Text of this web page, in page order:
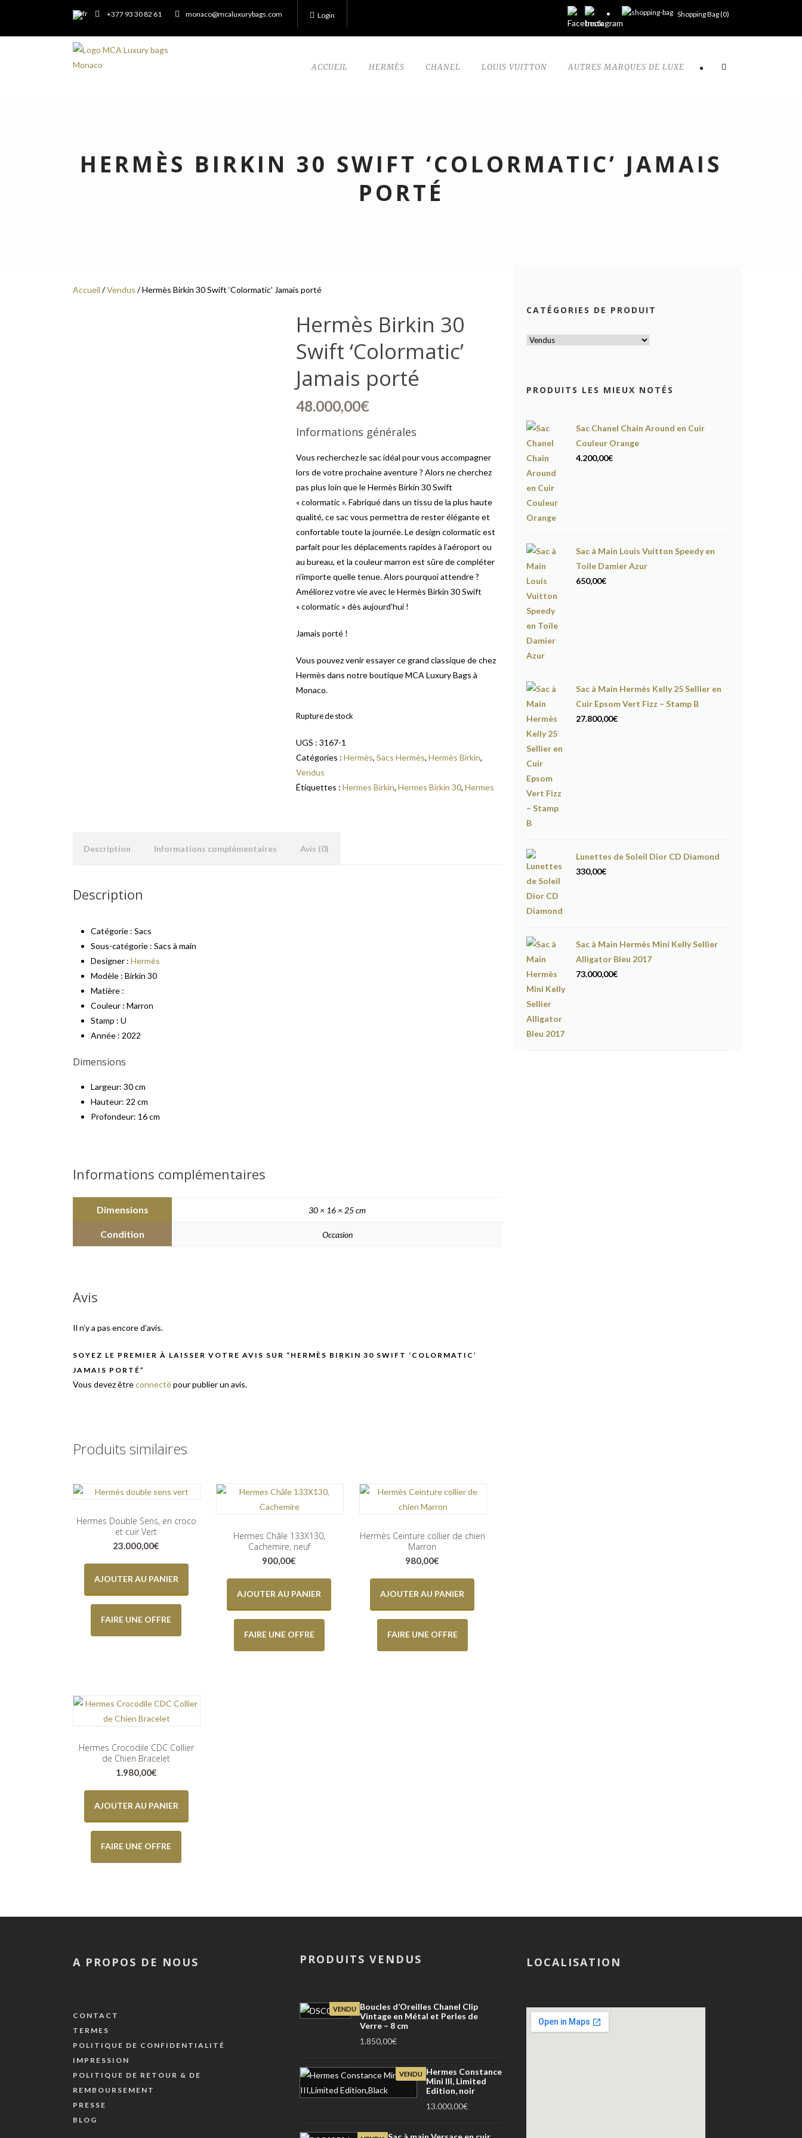
+377 93 30 82 61 monaco@mcaluxurybags.com Login Shopping Bag (0)
ACCUEIL HERMÈS CHANEL LOUIS VUITTON AUTRES MARQUES DE LUXE •
HERMÈS BIRKIN 30 SWIFT ‘COLORMATIC’ JAMAIS
PORTÉ
Accueil /Vendus / Hermès Birkin 30 Swift ‘Colormatic’ Jamais porté
Hermès Birkin 30
Swift ‘Colormatic’
Jamais porté
48.000,00€
Informations générales
Vous recherchez le sac idéal pour vous accompagner
lors de votre prochaine aventure ? Alors ne cherchez
pas plus loin que le Hermès Birkin 30 Swift
« colormatic ». Fabriqué dans un tissu de la plus haute
qualité, ce sac vous permettra de rester élégante et
confortable toute la journée. Le design colormatic est
parfait pour les déplacements rapides à l’aéroport ou
au bureau, et la couleur marron est sûre de compléter
n’importe quelle tenue. Alors pourquoi attendre ?
Améliorez votre vie avec le Hermès Birkin 30 Swift
« colormatic » dès aujourd’hui !
Jamais porté !
Vous pouvez venir essayer ce grand classique de chez
Hermès dans notre boutique MCA Luxury Bags à
Monaco.
Rupture de stock
UGS :3167-1
Catégories :Hermès,Sacs Hermès,Hermès Birkin,
Vendus
Étiquettes :Hermes Birkin,Hermes Birkin 30,Hermes
Description Informations complémentaires Avis (0)
Description
Catégorie : Sacs
Sous-catégorie : Sacs à main
Designer : Hermès
Modèle : Birkin 30
Matière :
Couleur : Marron
Stamp : U
Année : 2022
Dimensions
Largeur: 30 cm
Hauteur: 22 cm
Profondeur: 16 cm
Informations complémentaires
Dimensions 30 × 16 × 25 cm
Condition Occasion
Avis
Il n’y a pas encore d’avis.
SOYEZ LE PREMIER À LAISSER VOTRE AVIS SUR “HERMÈS BIRKIN 30 SWIFT ‘COLORMATIC’
JAMAIS PORTÉ”
Vous devez êtreconnectépour publier un avis.
Produits similaires
Hermes Double Sens, en croco
et cuir Vert
23.000,00€
AJOUTER AU PANIER
FAIRE UNE OFFRE
Hermes Châle 133X130,
Cachemire, neuf
900,00€
AJOUTER AU PANIER
FAIRE UNE OFFRE
Hermès Ceinture collier de chien
Marron
980,00€
AJOUTER AU PANIER
FAIRE UNE OFFRE
Hermes Crocodile CDC Collier
de Chien Bracelet
1.980,00€
AJOUTER AU PANIER
FAIRE UNE OFFRE
CATÉGORIES DE PRODUIT
PRODUITS LES MIEUX NOTÉS
Sac Chanel Chain Around en Cuir
Couleur Orange
4.200,00€
Sac à Main Louis Vuitton Speedy en
Toile Damier Azur
650,00€
Sac à Main Hermès Kelly 25 Sellier en
Cuir Epsom Vert Fizz – Stamp B
27.800,00€
Lunettes de Soleil Dior CD Diamond
330,00€
Sac à Main Hermès Mini Kelly Sellier
Alligator Bleu 2017
73.000,00€
A PROPOS DE NOUS
CONTACT
TERMES
POLITIQUE DE CONFIDENTIALITÉ
IMPRESSION
POLITIQUE DE RETOUR & DE
REMBOURSEMENT
PRESSE
BLOG
PRODUITS VENDUS
VENDU
Boucles d’Oreilles Chanel Clip
Vintage en Métal et Perles de
Verre – 8 cm
1.850,00€
VENDU
Hermes Constance
Mini III, Limited
Edition, noir
13.000,00€
LOCALISATION